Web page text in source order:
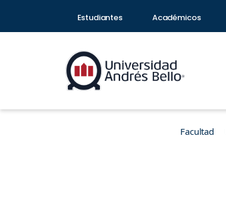
Estudiantes Académicos
Facultad